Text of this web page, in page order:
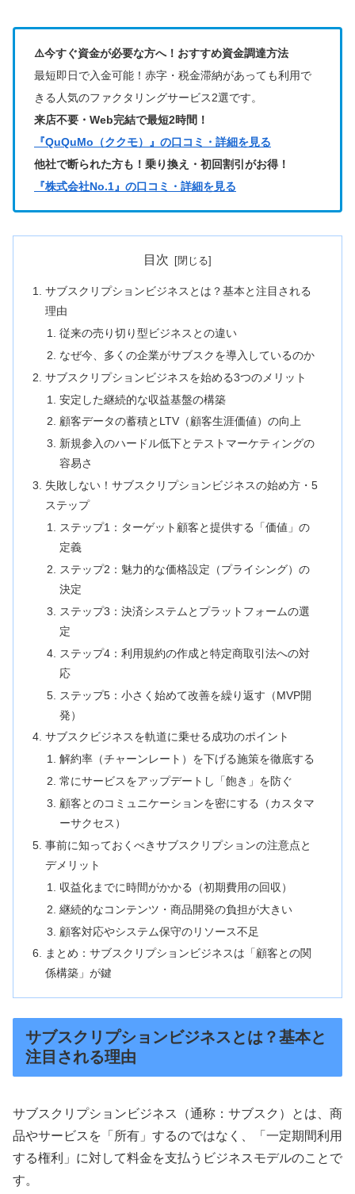
⚠️今すぐ資金が必要な方へ！おすすめ資金調達方法
最短即日で入金可能！赤字・税金滞納があっても利用で
きる人気のファクタリングサービス2選です。
来店不要・Web完結で最短2時間！
『QuQuMo（ククモ）』の口コミ・詳細を見る
他社で断られた方も！乗り換え・初回割引がお得！
『株式会社No.1』の口コミ・詳細を見る
目次
サブスクリプションビジネスとは？基本と注目される
理由
従来の売り切り型ビジネスとの違い
なぜ今、多くの企業がサブスクを導入しているのか
サブスクリプションビジネスを始める3つのメリット
安定した継続的な収益基盤の構築
顧客データの蓄積とLTV（顧客生涯価値）の向上
新規参入のハードル低下とテストマーケティングの
容易さ
失敗しない！サブスクリプションビジネスの始め方・5
ステップ
ステップ1：ターゲット顧客と提供する「価値」の
定義
ステップ2：魅力的な価格設定（プライシング）の
決定
ステップ3：決済システムとプラットフォームの選
定
ステップ4：利用規約の作成と特定商取引法への対
応
ステップ5：小さく始めて改善を繰り返す（MVP開
発）
サブスクビジネスを軌道に乗せる成功のポイント
解約率（チャーンレート）を下げる施策を徹底する
常にサービスをアップデートし「飽き」を防ぐ
顧客とのコミュニケーションを密にする（カスタマ
ーサクセス）
事前に知っておくべきサブスクリプションの注意点と
デメリット
収益化までに時間がかかる（初期費用の回収）
継続的なコンテンツ・商品開発の負担が大きい
顧客対応やシステム保守のリソース不足
まとめ：サブスクリプションビジネスは「顧客との関
係構築」が鍵
サブスクリプションビジネスとは？基本と
注目される理由
サブスクリプションビジネス（通称：サブスク）とは、商
品やサービスを「所有」するのではなく、「一定期間利用
する権利」に対して料金を支払うビジネスモデルのことで
す。